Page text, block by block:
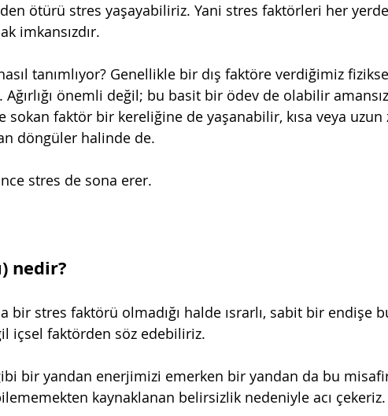
ötürü stres yaşayabiliriz. Yani stres faktörleri her
imkansızdır.
tanımlıyor? Genellikle bir dış faktöre verdiğimiz
Ağırlığı önemli değil; bu basit bir ödev de olabilir
sokan faktör bir kereliğine de yaşanabilir, kısa veya uzun
döngüler halinde de.
stres de sona erer.
nedir?
bir stres faktörü olmadığı halde ısrarlı, sabit bir endişe
içsel faktörden söz edebiliriz.
bir yandan enerjimizi emerken bir yandan da bu
kaynaklanan belirsizlik nedeniyle acı çekeriz.